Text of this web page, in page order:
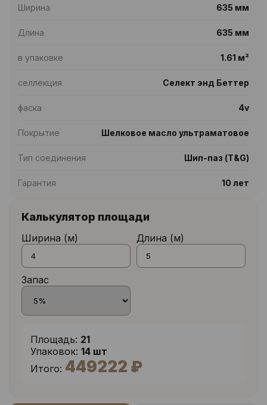
Ширина 635 мм
Длина 635 мм
в упаковке 1.61 м²
селлекция Селект энд Беттер
фаска 4v
Покрытие Шелковое масло ультраматовое
Тип соединения Шип-паз (T&G)
Гарантия 10 лет
Калькулятор площади
Ширина (м) Длина (м)
Запас
Площадь: 21
Упаковок: 14 шт
Итого: 449222 ₽